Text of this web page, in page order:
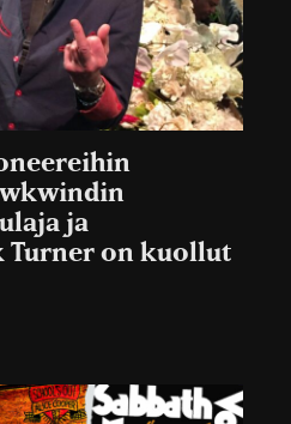
ja
Turner on kuollut